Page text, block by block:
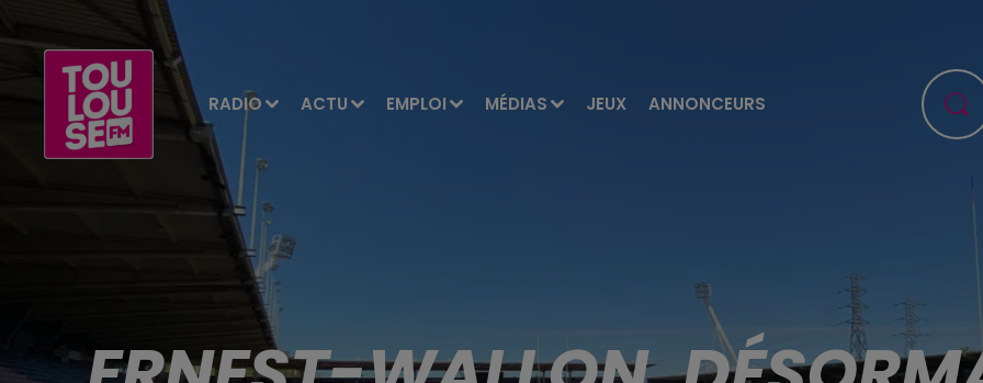
RADIO ACTU EMPLOI MÉDIAS JEUX ANNONCEURS